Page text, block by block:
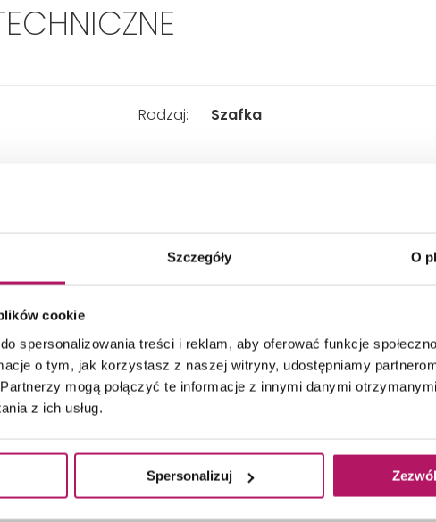
Szczegóły O
cookie
spersonalizowania treści i reklam, aby oferować funkcje
o tym, jak korzystasz z naszej witryny, udostępniamy
mogą połączyć te informacje z innymi danymi
z ich usług.
Spersonalizuj
Rodzaj: Szafka
Głębokość: 360 mm
Wysokość: 1730 mm
Materiał: Płyta wiórowa, Szkło